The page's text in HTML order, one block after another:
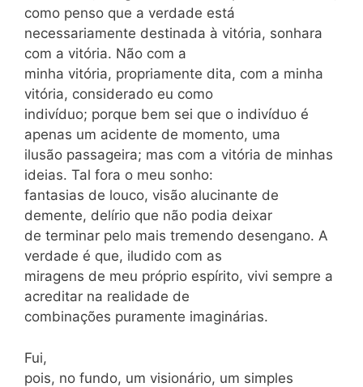
como penso que a verdade está
necessariamente destinada à vitória, sonhara
com a vitória. Não com a
minha vitória, propriamente dita, com a minha
vitória, considerado eu como
indivíduo; porque bem sei que o indivíduo é
apenas um acidente de momento, uma
ilusão passageira; mas com a vitória de minhas
ideias. Tal fora o meu sonho:
fantasias de louco, visão alucinante de
demente, delírio que não podia deixar
de terminar pelo mais tremendo desengano. A
verdade é que, iludido com as
miragens de meu próprio espírito, vivi sempre a
acreditar na realidade de
combinações puramente imaginárias.
Fui,
pois, no fundo, um visionário, um simples